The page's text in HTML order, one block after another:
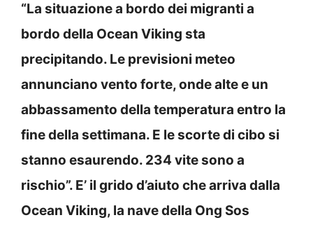
“La situazione a bordo dei migranti a
bordo della Ocean Viking sta
precipitando. Le previsioni meteo
annunciano vento forte, onde alte e un
abbassamento della temperatura entro la
fine della settimana. E le scorte di cibo si
stanno esaurendo. 234 vite sono a
rischio”. E’ il grido d’aiuto che arriva dalla
Ocean Viking, la nave della Ong Sos